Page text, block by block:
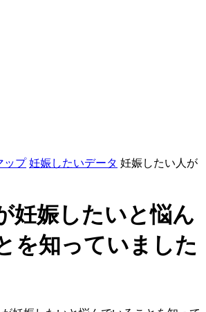
ップ 妊娠したいデータ 妊娠したい人が
妊娠したいと悩ん
を知っていました